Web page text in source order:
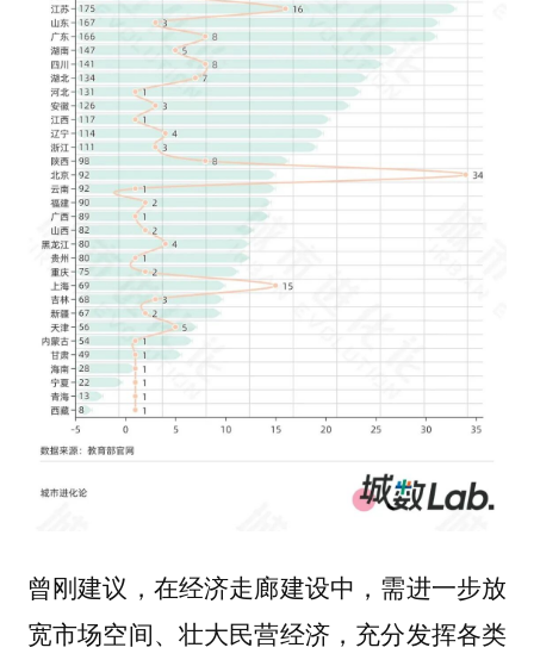
曾刚建议，在经济走廊建设中，需进一步放
宽市场空间、壮大民营经济，充分发挥各类